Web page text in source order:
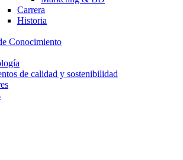
Carrera
Historia
Conocimiento
de calidad y sostenibilidad